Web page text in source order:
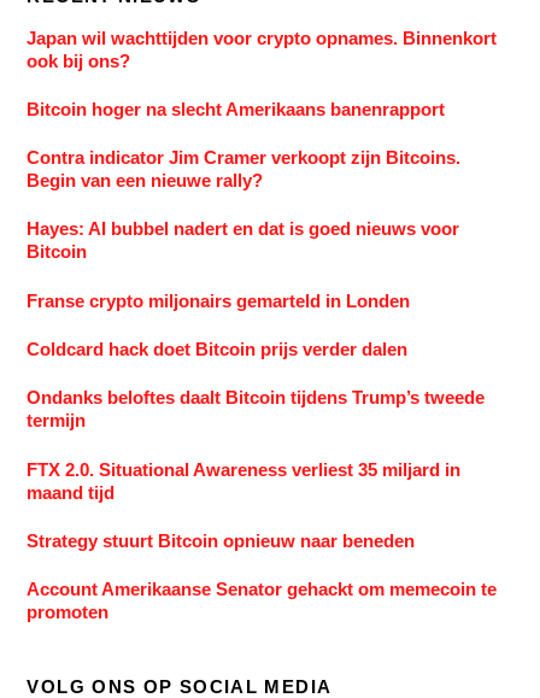
Japan wil wachttijden voor crypto opnames. Binnenkort
ook bij ons?
Bitcoin hoger na slecht Amerikaans banenrapport
Contra indicator Jim Cramer verkoopt zijn Bitcoins.
Begin van een nieuwe rally?
Hayes: AI bubbel nadert en dat is goed nieuws voor
Bitcoin
Franse crypto miljonairs gemarteld in Londen
Coldcard hack doet Bitcoin prijs verder dalen
Ondanks beloftes daalt Bitcoin tijdens Trump’s tweede
termijn
FTX 2.0. Situational Awareness verliest 35 miljard in
maand tijd
Strategy stuurt Bitcoin opnieuw naar beneden
Account Amerikaanse Senator gehackt om memecoin te
promoten
VOLG ONS OP SOCIAL MEDIA